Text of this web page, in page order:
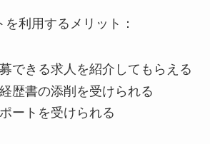
利用するメリット：
できる求人を紹介してもらえる
歴書の添削を受けられる
ートを受けられる